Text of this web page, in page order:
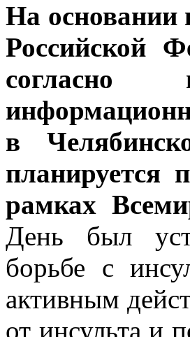
На основании
Российской
согласно
в
планируется
рамках
День был
борьбе с
активным
от инсульта и